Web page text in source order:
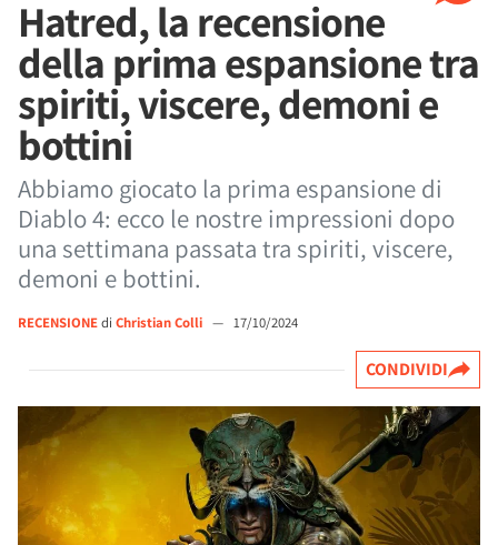
Hatred, la recensione
della prima espansione tra
spiriti, viscere, demoni e
bottini
Abbiamo giocato la prima espansione di
Diablo 4: ecco le nostre impressioni dopo
una settimana passata tra spiriti, viscere,
demoni e bottini.
RECENSIONEdi Christian Colli — 17/10/2024
CONDIVIDI